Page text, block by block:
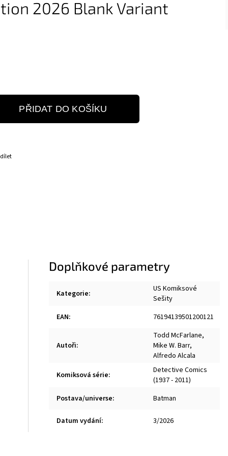
2026 Blank Variant
PŘIDAT DO KOŠÍKU
Doplňkové parametry
Kategorie:
US Komiksové
Sešity
EAN: 76194139501200121
Autoři:
Todd McFarlane,
Mike W. Barr,
Alfredo Alcala
Komiksová série:
Detective Comics
(1937 - 2011)
Postava/universe: Batman
Datum vydání: 3/2026